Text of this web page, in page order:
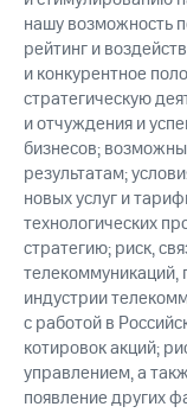
нашу возможность
рейтинг и
и конкурентное
стратегическую
и отчуждения и
бизнесов;
результатам;
новых услуг и
технологических
стратегию; риск,
телекоммуникаций,
индустрии
с работой в
котировок акций;
управлением, а
появление других